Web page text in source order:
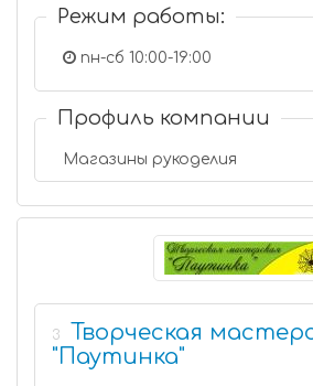
Режим работы:
пн-сб 10:00-19:00
Профиль компании
Магазины рукоделия
3
Творческая
"Паутинка"